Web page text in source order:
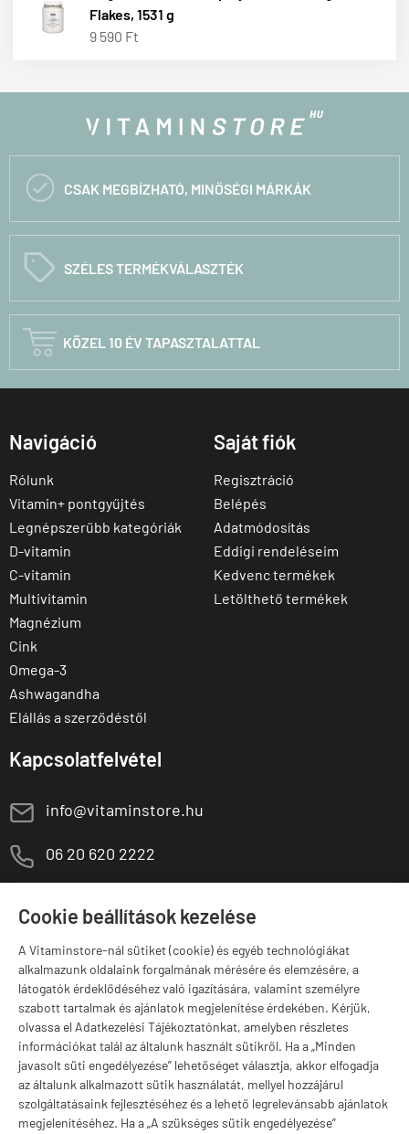
Cookie beállítások kezelése
A Vitaminstore-nál sütiket (cookie) és egyéb technológiákat
alkalmazunk oldalaink forgalmának mérésére és elemzésére, a
látogatók érdeklődéséhez való igazítására, valamint személyre
szabott tartalmak és ajánlatok megjelenítése érdekében. Kérjük,
olvassa el Adatkezelési Tájékoztatónkat, amelyben részletes
információkat talál az általunk használt sütikről. Ha a „Minden
javasolt süti engedélyezése” lehetőséget választja, akkor elfogadja
az általunk alkalmazott sütik használatát, mellyel hozzájárul
szolgáltatásaink fejlesztéséhez és a lehető legrelevánsabb ajánlatok
megjelenítéséhez. Ha a „A szükséges sütik engedélyezése”
Flakes, 1531 g
9 590 Ft
 CSAK MEGBÍZHATÓ, MINŐSÉGI MÁRKÁK
C SZÉLES TERMÉKVÁLASZTÉK
 KÖZEL 10 ÉV TAPASZTALATTAL
Navigáció
Rólunk
Vitamin+ pontgyűjtés
Legnépszerűbb kategóriák
D-vitamin
C-vitamin
Multivitamin
Magnézium
Cink
Omega-3
Ashwagandha
Elállás a szerződéstől
Saját fiók
Regisztráció
Belépés
Adatmódosítás
Eddigi rendeléseim
Kedvenc termékek
Letölthető termékek
Kapcsolatfelvétel
E info@vitaminstore.hu
M 06 20 620 2222
Szugló u. 83-85.
Márkák
Valuta választás